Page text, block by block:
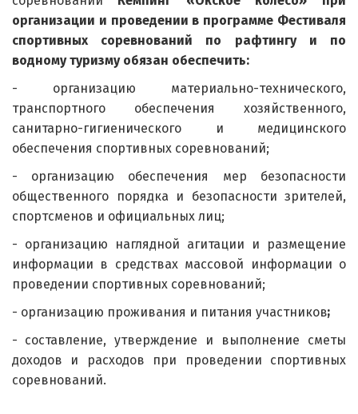
организации и проведении в программе Фестиваля
спортивных соревнований по рафтингу и по
водному туризму обязан обеспечить:
- организацию материально-технического,
транспортного обеспечения хозяйственного,
санитарно-гигиенического и медицинского
обеспечения спортивных соревнований;
- организацию обеспечения мер безопасности
общественного порядка и безопасности зрителей,
спортсменов и официальных лиц;
- организацию наглядной агитации и размещение
информации в средствах массовой информации о
проведении спортивных соревнований;
- организацию проживания и питания участников;
- составление, утверждение и выполнение сметы
доходов и расходов при проведении спортивных
соревнований.